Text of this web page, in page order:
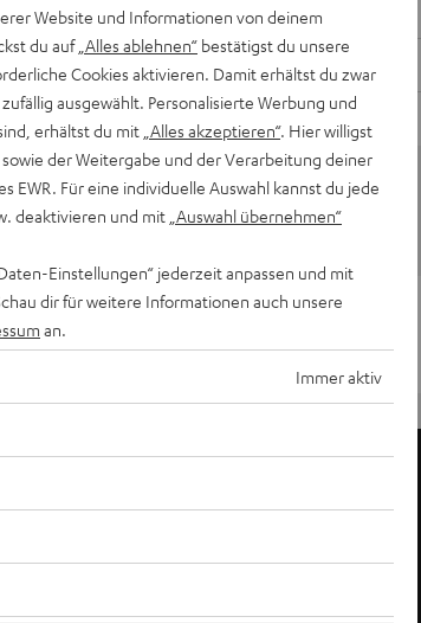
Sie aus Millionen Songs
Keine weiteren Geräte wie
Website und Informationen von deinem
du auf „Alles ablehnen“ bestätigst du unsere
Cookies aktivieren. Damit erhältst du zwar
ausgewählt. Personalisierte Werbung und
erhältst du mit „Alles akzeptieren“. Hier willigst
der Weitergabe und der Verarbeitung deiner
EWR. Für eine individuelle Auswahl kannst du jede
deaktivieren und mit „Auswahl übernehmen“
Einstellungen“ jederzeit anpassen und mit
dir für weitere Informationen auch unsere
an.
Immer aktiv